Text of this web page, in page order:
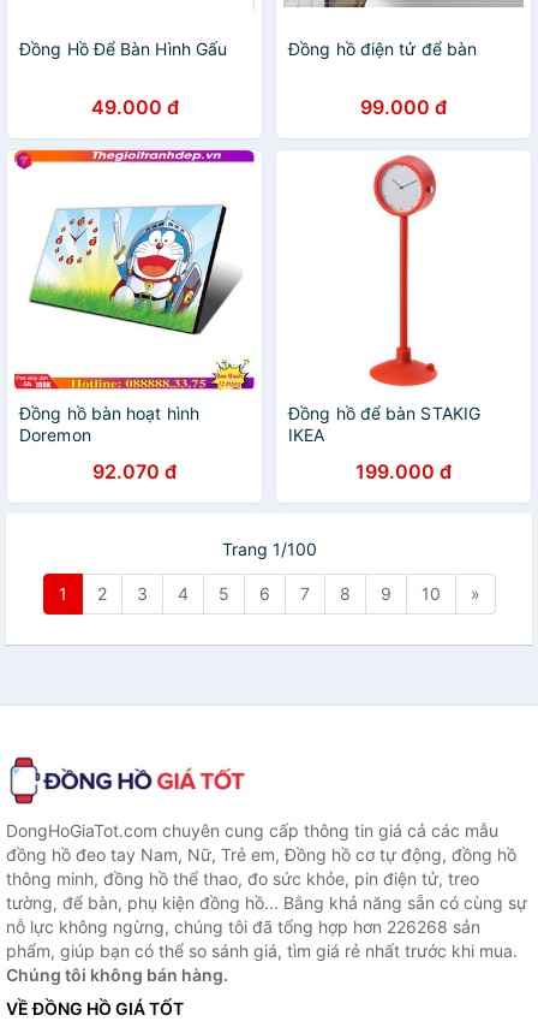
Đồng Hồ Để Bàn Hình Gấu
49.000 đ
Đồng hồ điện tử để bàn
99.000 đ
Đồng hồ bàn hoạt hình
Doremon
92.070 đ
Đồng hồ để bàn STAKIG
IKEA
199.000 đ
Trang 1/100
1 2 3 4 5 6 7 8 9 10 »
DongHoGiaTot.com chuyên cung cấp thông tin giá cả các mẫu
đồng hồ đeo tay Nam, Nữ, Trẻ em, Đồng hồ cơ tự động, đồng hồ
thông minh, đồng hồ thể thao, đo sức khỏe, pin điện tử, treo
tường, để bàn, phụ kiện đồng hồ... Bằng khả năng sẵn có cùng sự
nỗ lực không ngừng, chúng tôi đã tổng hợp hơn 226268 sản
phẩm, giúp bạn có thể so sánh giá, tìm giá rẻ nhất trước khi mua.
Chúng tôi không bán hàng.
VỀ ĐỒNG HỒ GIÁ TỐT